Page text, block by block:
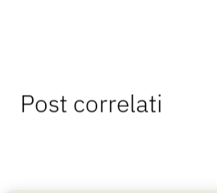
Post correlati